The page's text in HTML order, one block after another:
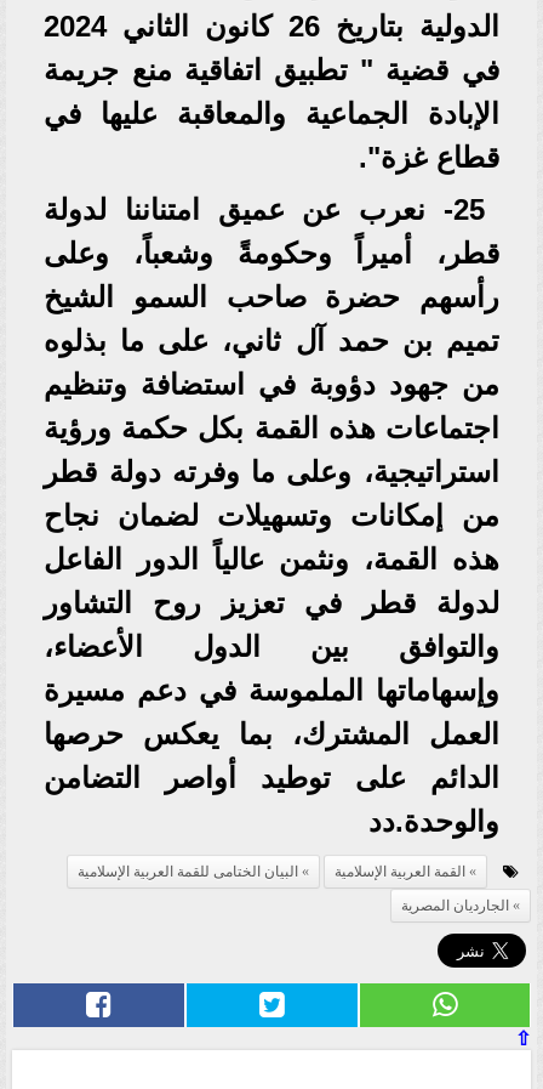
الدولية بتاريخ 26 كانون الثاني 2024
في قضية " تطبيق اتفاقية منع جريمة
الإبادة الجماعية والمعاقبة عليها في
قطاع غزة".
25- نعرب عن عميق امتناننا لدولة
قطر، أميراً وحكومةً وشعباً، وعلى
رأسهم حضرة صاحب السمو الشيخ
تميم بن حمد آل ثاني، على ما بذلوه
من جهود دؤوبة في استضافة وتنظيم
اجتماعات هذه القمة بكل حكمة ورؤية
استراتيجية، وعلى ما وفرته دولة قطر
من إمكانات وتسهيلات لضمان نجاح
هذه القمة، ونثمن عالياً الدور الفاعل
لدولة قطر في تعزيز روح التشاور
والتوافق بين الدول الأعضاء،
وإسهاماتها الملموسة في دعم مسيرة
العمل المشترك، بما يعكس حرصها
الدائم على توطيد أواصر التضامن
والوحدة.دد
القمة العربية الإسلامية
البيان الختامى للقمة العربية الإسلامية
الجارديان المصرية
⇧